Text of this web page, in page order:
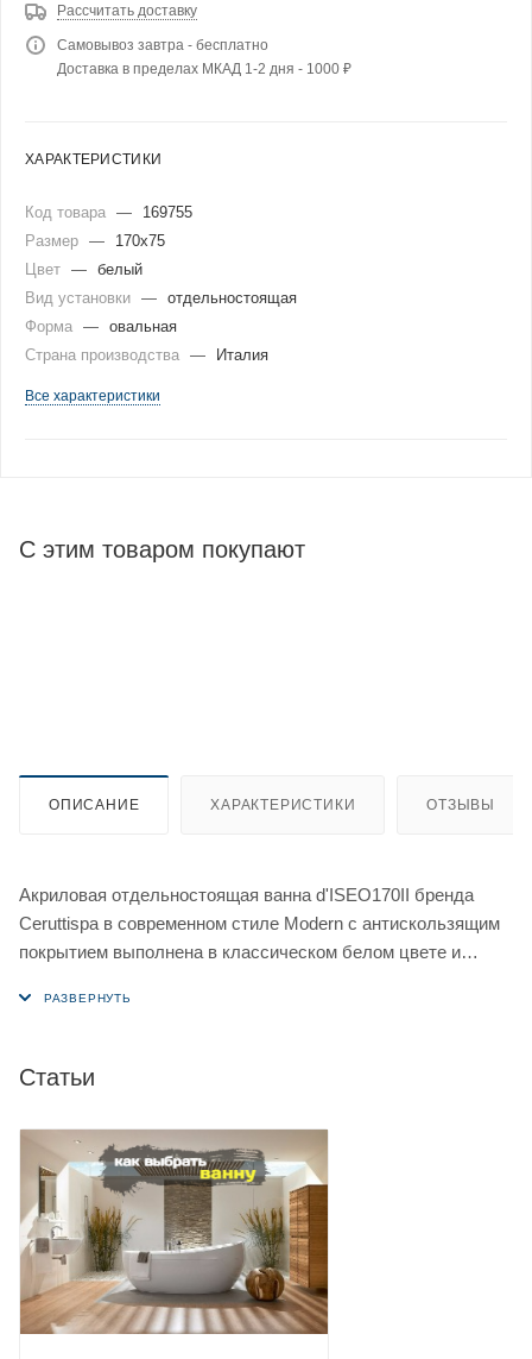
Рассчитать доставку
Самовывоз завтра - бесплатно
Доставка в пределах МКАД 1-2 дня - 1000 ₽
ХАРАКТЕРИСТИКИ
Код товара —
169755
Размер —
170x75
Цвет — белый
Вид установки — отдельностоящая
Форма — овальная
Страна производства — Италия
Все характеристики
С этим товаром покупают
ОПИСАНИЕ ХАРАКТЕРИСТИКИ ОТЗЫВЫ
Акриловая отдельностоящая ванна d'ISEO170II бренда
Ceruttispa в современном стиле Modern c антискользящим
покрытием выполнена в классическом белом цвете и
дополнением ванной комнаты любого стиля.
который хорошо сохраняет тепло и тактильно приятен.
Устойчивость и практичность ванны достигается
армированием дна стекловолокном и использованием
прочного металлического каркаса. Помимо этого, в местах
крепежа каркаса установлены дополнительные усиленные
закладные для придания жесткости конструкции, что
гарантирует максимально долгий срок эксплуатации ванны.
Статьи